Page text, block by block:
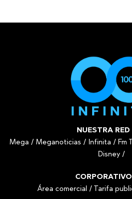
NUESTRA RED
Mega / Meganoticias / Infinita / Fm
Disney /
CORPORATIVO
Área comercial / Tarifa